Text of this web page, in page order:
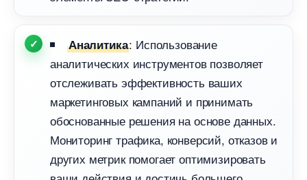
Аналитика: Использование
аналитических инструментов позволяет
отслеживать эффективность ваших
маркетинговых кампаний и принимать
обоснованные решения на основе данных.
Мониторинг трафика, конверсий, отказов и
других метрик помогает оптимизировать